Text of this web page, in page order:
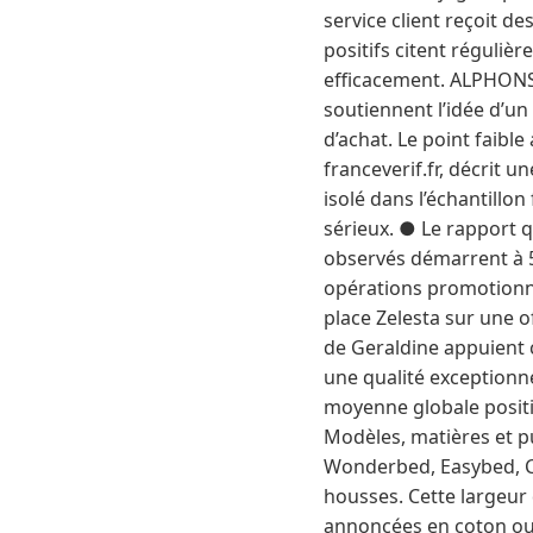
service client reçoit
positifs citent
efficacement.
soutiennent l’idée
d’achat. Le point
franceverif.fr, décrit
isolé dans
sérieux. ● Le rapport
observés démarrent à
opérations
place Zelesta sur une
de Geraldine
une qualité
moyenne globale
Modèles, matières et
Wonderbed, Easybed,
housses. Cette
annoncées en coton